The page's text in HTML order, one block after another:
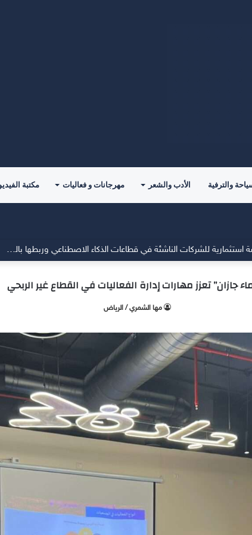
والترفية الأدب والشعر مهرجانات و فعاليات مكتبة
الأمن بين الرياض وأنقرة وإسلام آباد
جازان” تعزز مهارات إدارة الفعاليات في القطاع غير الربحي
‫مها الشمري / الرياض